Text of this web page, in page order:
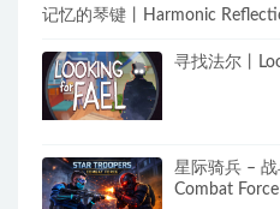
记忆的琴键丨Harmonic
寻找法尔丨
星际骑兵 –
Combat Force